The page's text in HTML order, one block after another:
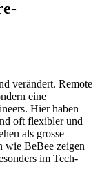
verändert. Remote
eine
Hier haben
oft flexibler und
als grosse
wie BeBee zeigen
im Tech-